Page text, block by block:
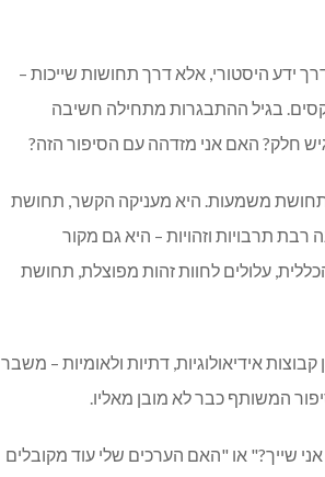
ידע היסטורי, אלא דרך תחושות שייכות –
בגיל ההתבגרות מתחילה חשיבה
חלק? האם אני מזדהה עם הסיפור הזה?
ותחושת משמעות. היא מעניקה הקשר, תחושת
תרבויות וזהויות – היא גם מקור
עלולים לחוות זהות מפוצלת, תחושת
אידיאולוגיות, דתיות ולאומיות – משבר
המשותף כבר לא מובן מאליו.
שייך?" או "האם הערכים שלי עוד מקובלים